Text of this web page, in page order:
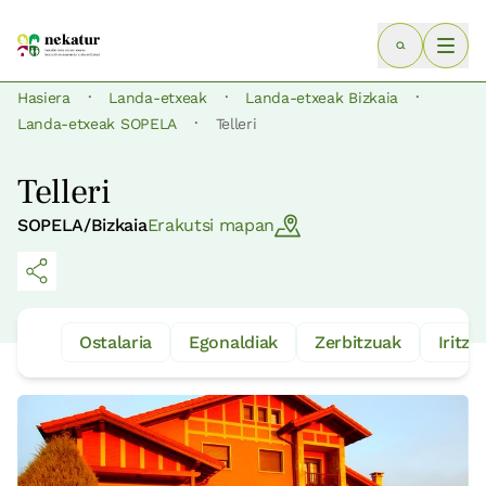
Hasiera · Landa-etxeak · Landa-etxeak Bizkaia ·
Landa-etxeak SOPELA · Telleri
Telleri
SOPELA/BizkaiaErakutsi mapan
Ostalaria Egonaldiak Zerbitzuak